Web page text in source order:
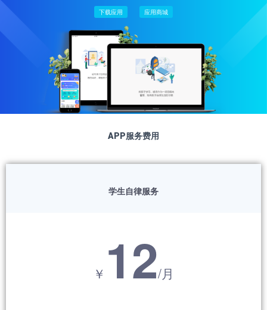
下载应用 应用商城
APP服务费用
学生自律服务
￥ 12/月